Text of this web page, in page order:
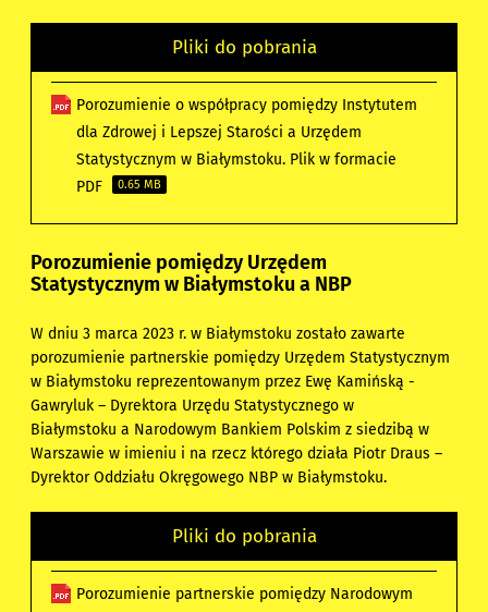
Pliki do pobrania
Porozumienie o współpracy pomiędzy Instytutem
dla Zdrowej i Lepszej Starości a Urzędem
Statystycznym w Białymstoku. Plik w formacie
PDF
0.65 MB
Porozumienie pomiędzy Urzędem
Statystycznym w Białymstoku a NBP
W dniu 3 marca 2023 r. w Białymstoku zostało zawarte
porozumienie partnerskie pomiędzy Urzędem Statystycznym
w Białymstoku reprezentowanym przez Ewę Kamińską -
Gawryluk – Dyrektora Urzędu Statystycznego w
Białymstokua Narodowym Bankiem Polskim z siedzibą w
Warszawiew imieniu i na rzecz którego działa Piotr Draus –
Dyrektor Oddziału Okręgowego NBP w Białymstoku.
Pliki do pobrania
Porozumienie partnerskie pomiędzy Narodowym